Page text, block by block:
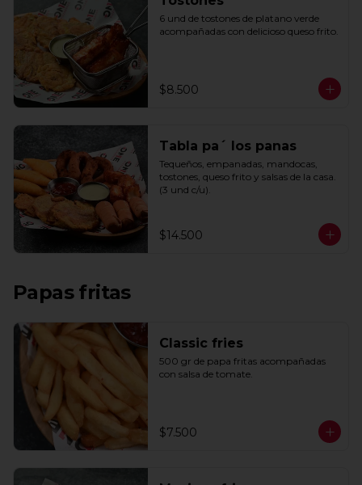
6 und de tostones de platano verde
acompañadas con delicioso queso frito.
$8.500
Tabla pa´ los panas
Tequeños, empanadas, mandocas,
tostones, queso frito y salsas de la casa.
(3 und c/u).
$14.500
Papas fritas
Classic fries
500 gr de papa fritas acompañadas
con salsa de tomate.
$7.500